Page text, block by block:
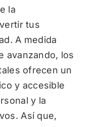
la
tus
A medida
avanzando, los
ofrecen un
y accesible
y la
Así que,